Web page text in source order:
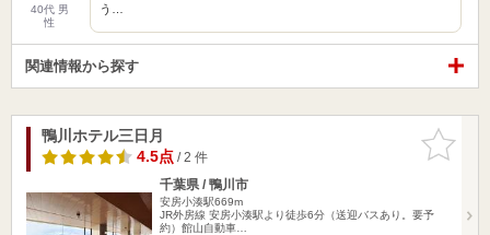
40代 男
性
う…
関連情報から探す
お気に入
りに追加
鴨川ホテル三日月
4.5点/ 2 件
千葉県 / 鴨川市
安房小湊駅669m
JR外房線 安房小湊駅より徒歩6分（送迎バスあり。要予
約）館山自動車…